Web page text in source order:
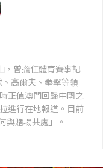
，曾擔任體育賽事記
高爾夫、拳擊等領
正值澳門回歸中國之
進行在地報道。目前
與賭場共處」。